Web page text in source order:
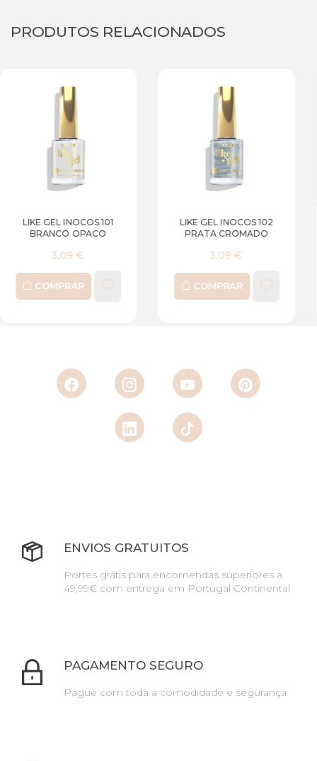
PRODUTOS RELACIONADOS
LIKE GEL INOCOS 102
PRATA CROMADO
COMPRAR
LIKE GEL
BRANCO
COMPRAR
ENVIOS GRATUITOS
Portes grátis para encomendas superiores a
49,99€ com entrega em Portugal Continental
PAGAMENTO SEGURO
Pague com toda a comodidade e segurança